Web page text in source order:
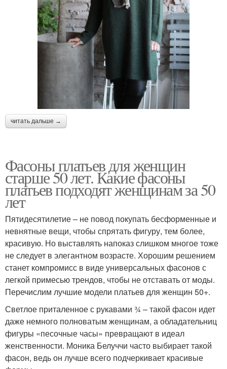
читать дальше →
Фасоны платьев для женщин
старше 50 лет. Какие фасоны
платьев подходят женщинам за 50
лет
Пятидесятилетие – не повод покупать бесформенные и
невнятные вещи, чтобы спрятать фигуру, тем более,
красивую. Но выставлять напоказ слишком многое тоже
не следует в элегантном возрасте. Хорошим решением
станет компромисс в виде универсальных фасонов с
легкой примесью трендов, чтобы не отставать от моды.
Перечислим лучшие модели платьев для женщин 50+.
Светлое приталенное с рукавами ¾ – такой фасон идет
даже немного полноватым женщинам, а обладательниц
фигуры «песочные часы» превращают в идеал
женственности. Моника Белуччи часто выбирает такой
фасон, ведь он лучше всего подчеркивает красивые